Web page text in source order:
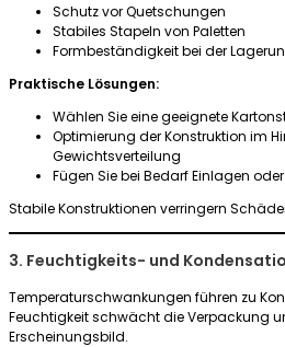
Schutz vor Quetschungen
Stabiles Stapeln von Paletten
Formbeständigkeit bei der
Praktische Lösungen:
Wählen Sie eine geeignete
Optimierung der Konstruktion im
Gewichtsverteilung
Fügen Sie bei Bedarf Einlagen
Stabile Konstruktionen verringern
3. Feuchtigkeits- und
Temperaturschwankungen führen zu
Feuchtigkeit schwächt die Verpackung
Erscheinungsbild.